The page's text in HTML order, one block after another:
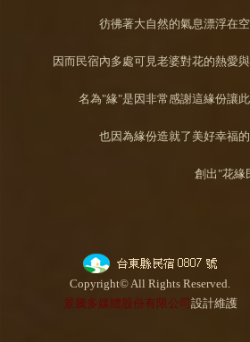
彷彿著大自然的氣息漂浮在空
因而民宿內多處可見老婆對花的熱愛
名為"緣"是因非常感謝這緣份讓此
也因為緣份造就了美好幸福的
創出"花緣
Copyright© All Rights Reserved.
景騰多媒體股份有限公司 設計維護